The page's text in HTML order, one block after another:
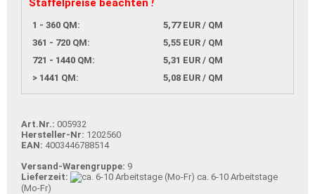
1 - 360 QM:
5,77 EUR / QM
361 - 720 QM:
5,55 EUR / QM
721 - 1440 QM:
5,31 EUR / QM
> 1441 QM:
5,08 EUR / QM
Art.Nr.: 005932
Hersteller-Nr: 1202560
EAN: 4003446788514
Versand-Warengruppe: 9
Lieferzeit:
ca. 6-10 Arbeitstage
(Mo-Fr)